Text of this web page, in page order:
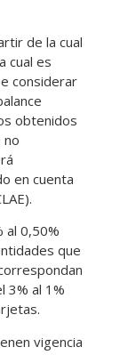
de la cual
cual es
considerar
obtenidos
no
en cuenta
al 0,50%
que
3% al 1%
vigencia